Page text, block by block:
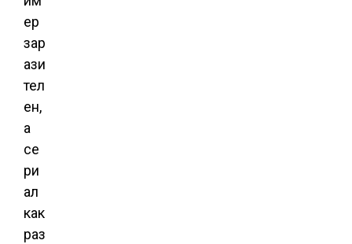
ер
зар
ази
тел
ен,
а
се
ри
ал
как
раз